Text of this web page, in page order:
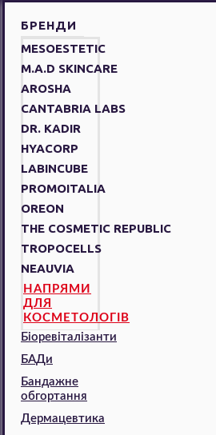
БРЕНДИ
MESOESTETIC
M.A.D SKINCARE
AROSHA
CANTABRIA LABS
DR. KADIR
HYACORP
LABINCUBE
PROMOITALIA
OREON
THE COSMETIC REPUBLIC
TROPOCELLS
NEAUVIA
НАПРЯМИ
ДЛЯ
КОСМЕТОЛОГІВ
Біоревіталізанти
БАДи
Бандажне
обгортання
Дермацевтика